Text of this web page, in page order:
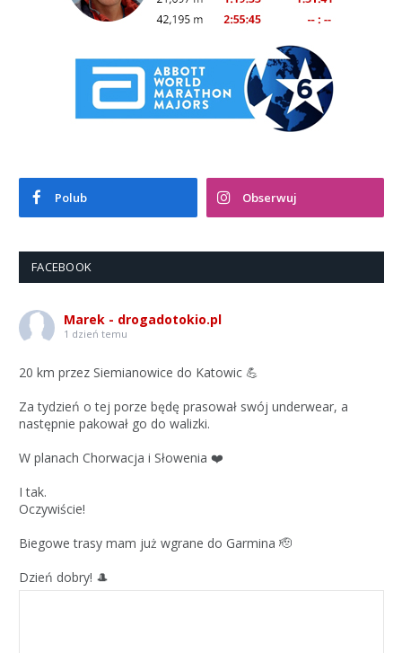
Polub Obserwuj
FACEBOOK
Marek - drogadotokio.pl
1 dzień temu
20 km przez Siemianowice do Katowic 💪
Za tydzień o tej porze będę prasował swój underwear, a
następnie pakował go do walizki.
W planach Chorwacja i Słowenia ❤️
I tak.
Oczywiście!
Biegowe trasy mam już wgrane do Garmina 🫡
Dzień dobry! 🎩